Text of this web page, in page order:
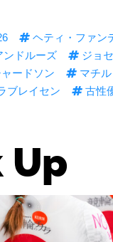
ヘティ・ファン
ドルーズ
ジョ
ードソン
マチ
ブレイセン
古性
Up